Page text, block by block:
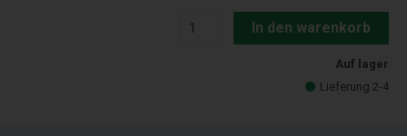
In den warenkorb
Auf lager
Lieferung 2-4